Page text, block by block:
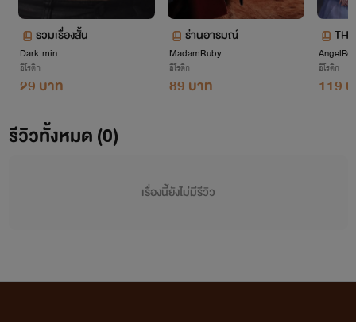
รวมเรื่องสั้น
Dark min
อีโรติก
29 บาท
ร่านอารม​ณ​์​
MadamRuby
อีโรติก
89 บาท
หัว
AngelBell
อีโรติก
119
รีวิวทั้งหมด (0)
เรื่องนี้ยังไม่มีรีวิว